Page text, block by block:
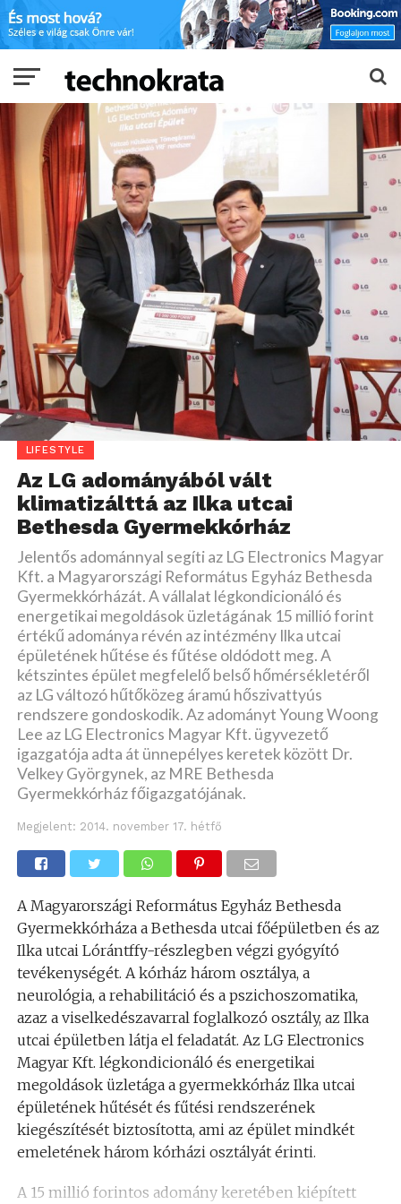
LIFESTYLE
Az LG adományából vált
klimatizálttá az Ilka utcai
Bethesda Gyermekkórház
Jelentős adománnyal segíti az LG Electronics Magyar
Kft. a Magyarországi Református Egyház Bethesda
Gyermekkórházát. A vállalat légkondicionáló és
energetikai megoldások üzletágának 15 millió forint
értékű adománya révén az intézmény Ilka utcai
épületének hűtése és fűtése oldódott meg. A
kétszintes épület megfelelő belső hőmérsékletéről
az LG változó hűtőközeg áramú hőszivattyús
rendszere gondoskodik. Az adományt Young Woong
Lee az LG Electronics Magyar Kft. ügyvezető
igazgatója adta át ünnepélyes keretek között Dr.
Velkey Györgynek, az MRE Bethesda
Gyermekkórház főigazgatójának.
Megjelent: 2014. november 17. hétfő
A Magyarországi Református Egyház Bethesda
Gyermekkórháza a Bethesda utcai főépületben és az
Ilka utcai Lórántffy-részlegben végzi gyógyító
tevékenységét. A kórház három osztálya, a
neurológia, a rehabilitáció és a pszichoszomatika,
azaz a viselkedészavarral foglalkozó osztály, az Ilka
utcai épületben látja el feladatát. Az LG Electronics
Magyar Kft. légkondicionáló és energetikai
megoldások üzletága a gyermekkórház Ilka utcai
épületének hűtését és fűtési rendszerének
kiegészítését biztosította, ami az épület mindkét
emeletének három kórházi osztályát érinti.
A 15 millió forintos adomány keretében kiépített